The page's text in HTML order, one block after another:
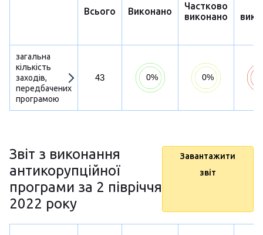
Всього Виконано
Частково
виконано
загальна
кількість
заходів,
передбачених
програмою
43
Звіт з виконання
антикорупційної
програми за 2 півріччя
2022 року
Завантажити
звіт